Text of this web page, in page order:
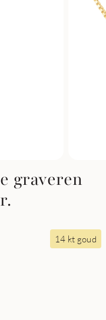
graveren
14 kt goud